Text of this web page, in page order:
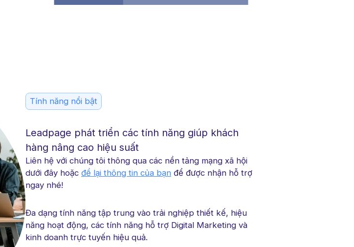
Tính năng nổi bật
Leadpage phát triển các tính năng giúp khách
hàng nâng cao hiệu suất
Liên hệ với chúng tôi thông qua các nền tảng mạng xã hội
dưới đây hoặc để lại thông tin của bạn để được nhận hỗ trợ
ngay nhé!
Đa dạng tính năng tập trung vào trải nghiệp thiết kế, hiệu
năng hoạt động, các tính năng hỗ trợ Digital Marketing và
kinh doanh trực tuyến hiệu quả.